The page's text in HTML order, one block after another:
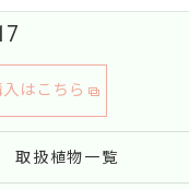
入はこちら
取扱植物一覧